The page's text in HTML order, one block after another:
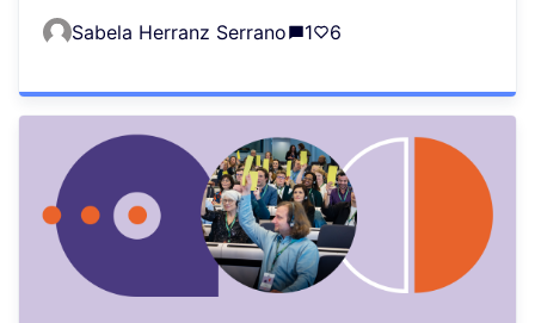
Sabela Herranz Serrano 1 6